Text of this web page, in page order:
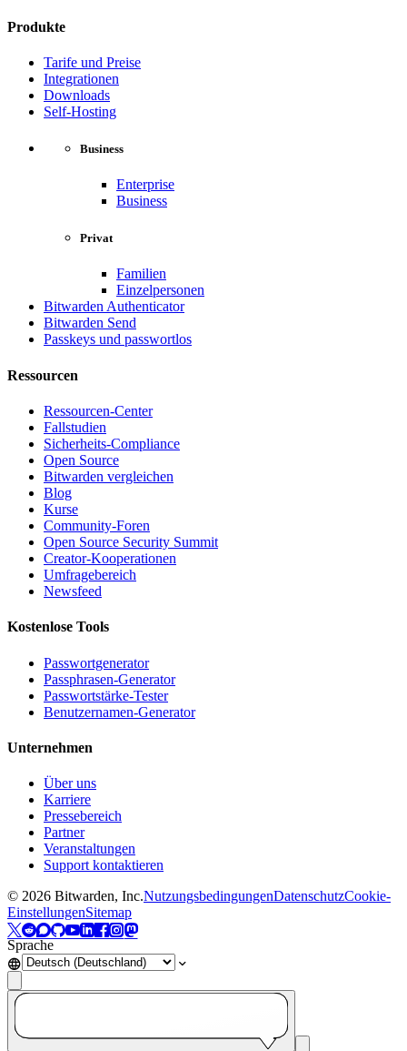
Produkte
Tarife und Preise
Integrationen
Downloads
Self-Hosting
Business
Enterprise
Business
Privat
Familien
Einzelpersonen
Bitwarden Authenticator
Bitwarden Send
Passkeys und passwortlos
Ressourcen
Ressourcen-Center
Fallstudien
Sicherheits-Compliance
Open Source
Bitwarden vergleichen
Blog
Kurse
Community-Foren
Open Source Security Summit
Creator-Kooperationen
Umfragebereich
Newsfeed
Kostenlose Tools
Passwortgenerator
Passphrasen-Generator
Passwortstärke-Tester
Benutzernamen-Generator
Unternehmen
Über uns
Karriere
Pressebereich
Partner
Veranstaltungen
Support kontaktieren
© 2026 Bitwarden, Inc.NutzungsbedingungenDatenschutzCookie-
EinstellungenSitemap
Sprache